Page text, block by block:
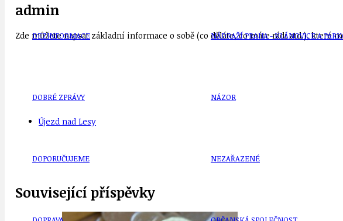
DEZINFORMACE
DOBRÉ ZPRÁVY
DOPORUČUJEME
NÁDRAŽÍ PRAHA - KLÁNOVICE A
NÁZOR
NEZAŘAZENÉ
admin
Zde můžete napsat základní informace o sobě (co děláte, co máte rádi atd.), které
Újezd nad Lesy
Související příspěvky